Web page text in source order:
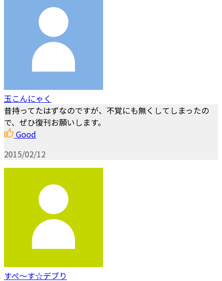
玉こんにゃく
昔持ってたはずなのですが、不覚にも無くしてしまったの
で、ぜひ復刊お願いします。
Good
2015/02/12
すぺ～す☆デブり